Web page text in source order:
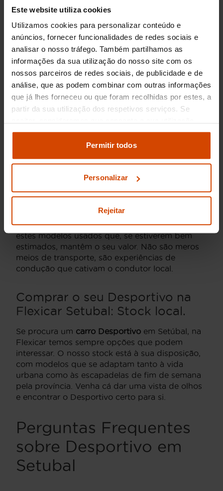
Este website utiliza cookies
Utilizamos cookies para personalizar conteúdo e
anúncios, fornecer funcionalidades de redes sociais e
analisar o nosso tráfego. Também partilhamos as
informações da sua utilização do nosso site com os
nossos parceiros de redes sociais, de publicidade e de
análise, que as podem combinar com outras informações
que já lhes forneceu ou que foram recolhidas por estes, a
partir da sua utilização dos respetivos serviços. Se
Pode modificar as suas opções de consentimento e
definições de cookies
definições e saber mais na nossa
Permitir todos
Personalizar
Rejeitar
quem quer um roadster com mais conforto e
longo da costa setubalense.
Valor de mercado dos
Desportivo em Setubal:
Por que estes carros
mantêm a procura e o
preço na região.
Oscarros Desportivosem Setúbal têm um
alma é grande por estas bandas. A procura
mantém-se, em parte, pela beleza natural da
carros, como a Serra da Arrábida ou a zona do
Cabo Espichel. Muitos entusiastas procuram
estes modelos usados que, se estiverem bem
estimados, mantêm o seu valor. Não são meros
meios de transporte, são experiências de
condução que cativam o condutor local.
Comprar o seu Desportivo na
Flexicar Setubal: Stock local.
Se procura um carro Desportivo em Setúbal, na
Flexicar temos sempre opções que podem
interessar. O nosso stock está à sua disposição,
com modelos que se adaptam tanto à vida
urbana como às escapadelas de fim de semana
pela província. Venha cá dar uma vista de olhos
e encontrar o Desportivo certo para si.
Perguntas Frequentes
sobre Desportivo em
Setubal